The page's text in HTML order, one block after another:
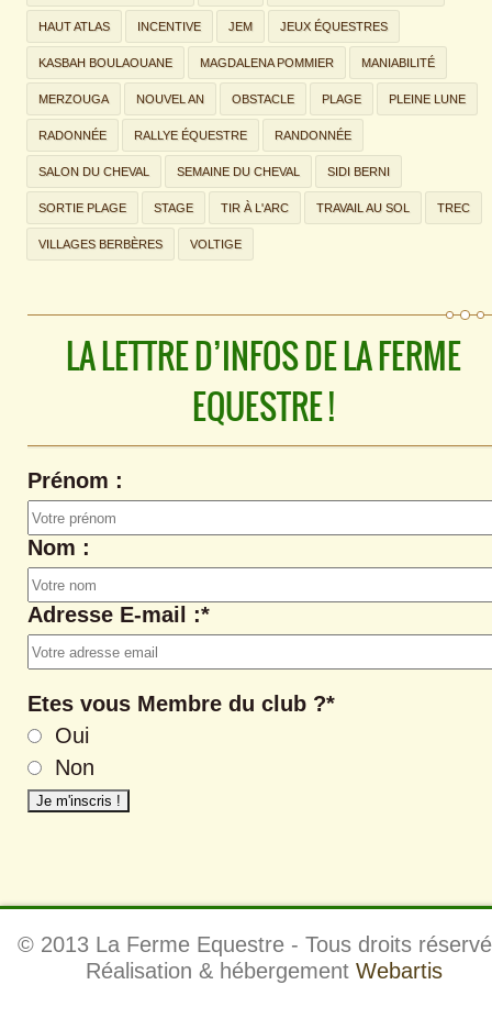
HAUT ATLAS INCENTIVE JEM JEUX ÉQUESTRES
KASBAH BOULAOUANE MAGDALENA POMMIER MANIABILITÉ
MERZOUGA NOUVEL AN OBSTACLE PLAGE PLEINE LUNE
RADONNÉE RALLYE ÉQUESTRE RANDONNÉE
SALON DU CHEVAL SEMAINE DU CHEVAL SIDI BERNI
SORTIE PLAGE STAGE TIR À L'ARC TRAVAIL AU SOL TREC
VILLAGES BERBÈRES VOLTIGE
LA LETTRE D’INFOS DE LA FERME
EQUESTRE !
Prénom :
Nom :
Adresse E-mail :*
Etes vous Membre du club ?*
Oui
Non
© 2013 La Ferme Equestre - Tous droits
Réalisation & hébergement Webartis